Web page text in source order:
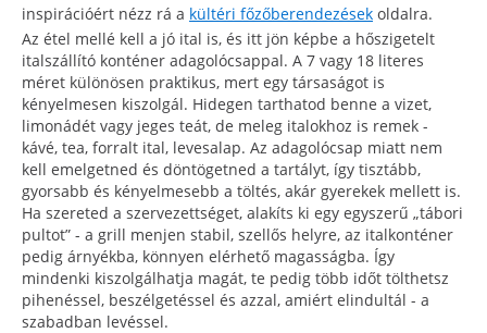
inspirációért nézz rá a kültéri főzőberendezések oldalra.
Az étel mellé kell a jó ital is, és itt jön képbe a hőszigetelt
italszállító konténer adagolócsappal. A 7 vagy 18 literes
méret különösen praktikus, mert egy társaságot is
kényelmesen kiszolgál. Hidegen tarthatod benne a vizet,
limonádét vagy jeges teát, de meleg italokhoz is remek -
kávé, tea, forralt ital, levesalap. Az adagolócsap miatt nem
kell emelgetned és döntögetned a tartályt, így tisztább,
gyorsabb és kényelmesebb a töltés, akár gyerekek mellett is.
Ha szereted a szervezettséget, alakíts ki egy egyszerű „tábori
pultot” - a grill menjen stabil, szellős helyre, az italkonténer
pedig árnyékba, könnyen elérhető magasságba. Így
mindenki kiszolgálhatja magát, te pedig több időt tölthetsz
pihenéssel, beszélgetéssel és azzal, amiért elindultál - a
szabadban levéssel.